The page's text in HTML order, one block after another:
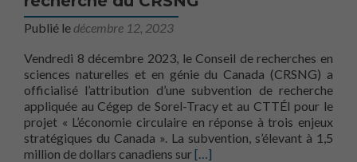
Publié ledécembre 12, 2023
Vendredi 8 décembre 2023, le Conseil de recherches en
sciences naturelles et en génie du Canada (CRSNG) a
officialisé l’attribution d’une subvention de recherche
appliquée au Cégep de Sorel-Tracy et au CTTÉI pour le
projet « L’économie circulaire en réponse à trois enjeux
stratégiques du Canada ». La subvention, s’élevant à 1,5
million de dollars canadiens surEn savoir plus surLe Cégep
[…]